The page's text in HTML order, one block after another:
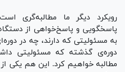
رویکرد دیگر ما مطالبه‌گری
پاسخگویی و پاسخ‌خواهی از
به مسئولیتی که دارند، چه در
دوره‌ی گذشته که مسئولیتی
مطالبه خواهیم کرد. این هم یکی